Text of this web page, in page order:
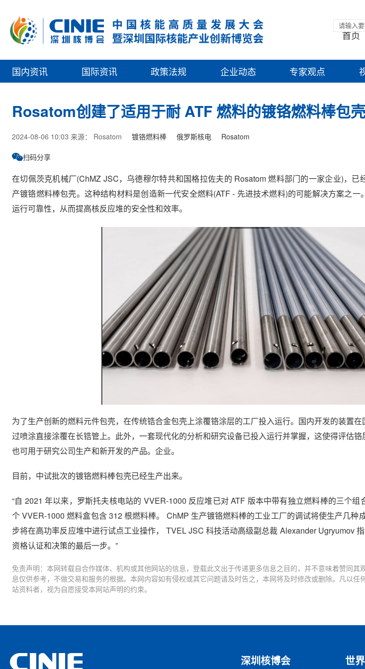
首页
国内资讯 国际资讯 政策法规 企业动态 专家观点
Rosatom创建了适用于耐 ATF 燃料的镀铬燃料棒包壳
2024-08-06 10:03 来源： Rosatom 镀铬燃料棒 俄罗斯核电 Rosatom
扫码分享
在切佩茨克机械厂(ChMZ JSC，乌德穆尔特共和国格拉佐夫的 Rosatom 燃料部门的一家企业)，已
产镀铬燃料棒包壳。这种结构材料是创造新一代安全燃料(ATF - 先进技术燃料)的可能解决方案之一
运行可靠性，从而提高核反应堆的安全性和效率。
为了生产创新的燃料元件包壳，在传统锆合金包壳上涂覆铬涂层的工厂投入运行。国内开发的装置
过喷涂直接涂覆在长锆管上。此外，一套现代化的分析和研究设备已投入运行并掌握，这使得评估铬
也可用于研究公司生产和新开发的产品。企业。
目前，中试批次的镀铬燃料棒包壳已经生产出来。
“自 2021 年以来，罗斯托夫核电站的 VVER-1000 反应堆已对 ATF 版本中带有独立燃料棒的三个
个 VVER-1000 燃料盒包含 312 根燃料棒。 ChMP 生产镀铬燃料棒的工业工厂的调试将使生产几种
步将在高功率反应堆中进行试点工业操作， TVEL JSC 科技活动高级副总裁 Alexander Ugryumov
资格认证和决策的最后一步。”
免责声明：本网转载自合作媒体、机构或其他网站的信息，登载此文出于传递更多信息之目的，并不意味着赞同其
息仅供参考，不做交易和服务的根据。本网内容如有侵权或其它问题请及时告之，本网将及时修改或删除。凡以任
站资料者，视为自愿接受本网站声明的约束。
深圳核博会 世